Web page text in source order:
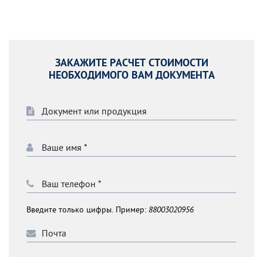
ЗАКАЖИТЕ РАСЧЕТ СТОИМОСТИ
НЕОБХОДИМОГО ВАМ ДОКУМЕНТА
Введите только цифры. Пример: 88003020956